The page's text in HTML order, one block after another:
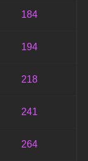
184
194
218
241
264